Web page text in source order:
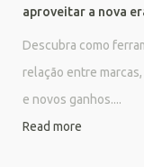
aproveitar a nova
Descubra como
relação entre
e novos ganhos....
Read more